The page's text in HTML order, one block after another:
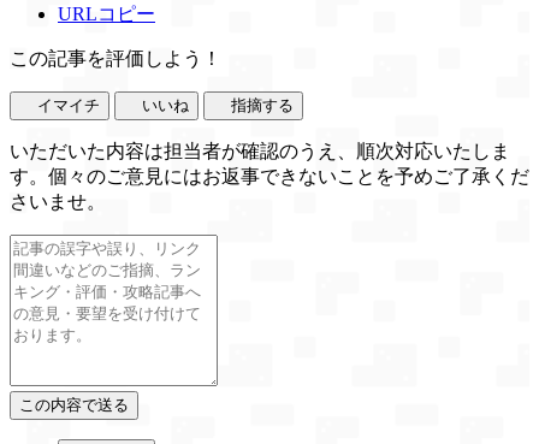
URLコピー
この記事を評価しよう！
イマイチ いいね 指摘する
いただいた内容は担当者が確認のうえ、順次対応いたしま
す。個々のご意見にはお返事できないことを予めご了承くだ
さいませ。